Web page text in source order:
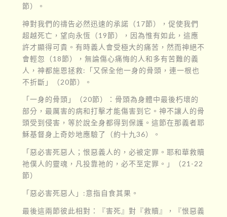
節）。
神對我們的禱告必然迅速的承諾（17節），促使我們
超越死亡，望向永恆（19節），因為惟有如此，這應
許才顯得可貴。有時義人會受極大的痛苦，然而神絕不
會輕忽（18節），無論傷心痛悔的人和多有苦難的義
人，神都施恩拯救:「又保全他一身的骨頭，連一根也
不折斷」（20節）。
「一身的骨頭」（20節）：骨頭為身體中最後朽壞的
部分，最厲害的病和打擊才能傷害到它。神不讓人的骨
頭受到侵害，等於說全身都得到保護。這節在那義者耶
穌基督身上奇妙地應驗了（約十九36）。
「惡必害死惡人；恨惡義人的，必被定罪。耶和華救贖
祂僕人的靈魂，凡投靠祂的，必不至定罪。」（21-22
節）
「惡必害死惡人」:意指自食其果。
最後這兩節彼此相對：『害死』對『救贖』，『恨惡義